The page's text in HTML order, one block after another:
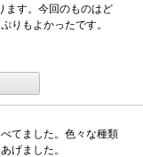
ます。今回のものはど
りもよかったです。
てました。色々な種類
げました。